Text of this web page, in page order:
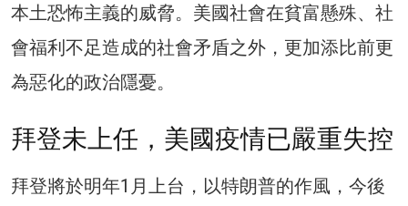
本土恐怖主義的威脅。美國社會在貧富懸殊、社
會福利不足造成的社會矛盾之外，更加添比前更
為惡化的政治隱憂。
拜登未上任，美國疫情已嚴重失控
拜登將於明年1月上台，以特朗普的作風，今後